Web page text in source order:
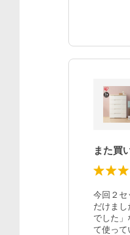
また買
今回２セ
だけま
でした
て使って